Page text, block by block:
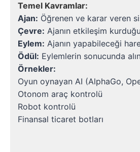
Temel Kavramlar:
Ajan: Öğrenen ve karar veren
Çevre: Ajanın etkileşim
Eylem: Ajanın yapabileceği
Ödül: Eylemlerin sonucunda
Örnekler:
Oyun oynayan AI (AlphaGo,
Otonom araç kontrolü
Robot kontrolü
Finansal ticaret botları